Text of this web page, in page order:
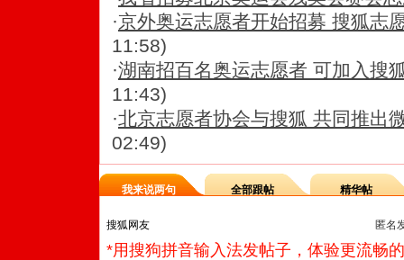
·京外奥运志愿者开始招募 搜狐志
11:58)
·湖南招百名奥运志愿者 可加入搜
11:43)
·北京志愿者协会与搜狐 共同推出
02:49)
我来说两句 全部跟帖 精华帖
匿名
*用搜狗拼音输入法发帖子，体验更流畅